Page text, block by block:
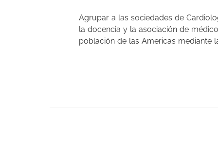
Agrupar a las sociedades de
la docencia y la asociación de
población de las Americas mediante